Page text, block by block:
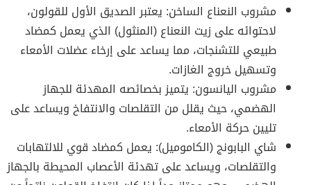
مشروب النعناع الساخن: يعتبر الصديق الأول للقولون،
لاحتوائه على زيت النعناع (المنثول) الذي يعمل كمضاد
طبيعي للتشنجات، مما يساعد على إرخاء عضلات الأمعاء
وتسهيل خروج الغازات.
مشروب اليانسون: يتميز بخصائصه المهدئة للجهاز
الهضمي، حيث يقلل من التقلصات والانتفاخ ويساعد على
تليين حركة الأمعاء.
شاي البابونج (الكاموميل): يعمل كمضاد قوي للالتهابات
والتقلصات، ويساعد على تهدئة الأعصاب المحيطة بالجهاز